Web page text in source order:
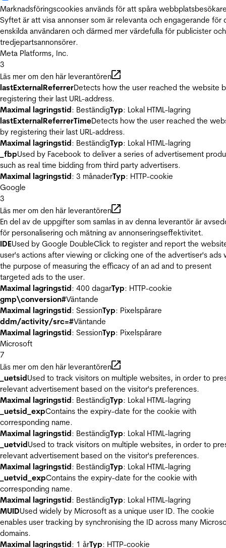
Marknadsföringscookies används för att spåra
Syftet är att visa annonser som är relevanta och engagerande för
enskilda användaren och därmed mer värdefulla för publicister och
tredjepartsannonsörer.
Meta Platforms, Inc.
3
Läs mer om den här leverantören
lastExternalReferrerDetects how the user reached the website
registering their last URL-address.
Maximal lagringstid: BeständigTyp: Lokal HTML-lagring
lastExternalReferrerTimeDetects how the user reached the
by registering their last URL-address.
Maximal lagringstid: BeständigTyp: Lokal HTML-lagring
_fbpUsed by Facebook to deliver a series of advertisement
such as real time bidding from third party advertisers.
Maximal lagringstid: 3 månaderTyp: HTTP-cookie
Google
3
Läs mer om den här leverantören
En del av de uppgifter som samlas in av denna leverantör är
för personalisering och mätning av annonseringseffektivitet.
IDEUsed by Google DoubleClick to register and report the
user's actions after viewing or clicking one of the advertiser's ads
the purpose of measuring the efficacy of an ad and to present
targeted ads to the user.
Maximal lagringstid: 400 dagarTyp: HTTP-cookie
gmp\conversion#Väntande
Maximal lagringstid: SessionTyp: Pixelspårare
ddm/activity/src=#Väntande
Maximal lagringstid: SessionTyp: Pixelspårare
Microsoft
7
Läs mer om den här leverantören
_uetsidUsed to track visitors on multiple websites, in order to
relevant advertisement based on the visitor's preferences.
Maximal lagringstid: BeständigTyp: Lokal HTML-lagring
_uetsid_expContains the expiry-date for the cookie with
corresponding name.
Maximal lagringstid: BeständigTyp: Lokal HTML-lagring
_uetvidUsed to track visitors on multiple websites, in order to
relevant advertisement based on the visitor's preferences.
Maximal lagringstid: BeständigTyp: Lokal HTML-lagring
_uetvid_expContains the expiry-date for the cookie with
corresponding name.
Maximal lagringstid: BeständigTyp: Lokal HTML-lagring
MUIDUsed widely by Microsoft as a unique user ID. The cookie
enables user tracking by synchronising the ID across many
domains.
Maximal lagringstid: 1 årTyp: HTTP-cookie